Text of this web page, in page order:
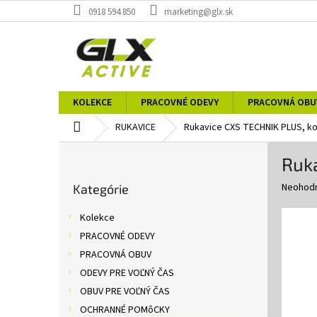
na
0918 594 850 marketing@glx.sk
KOLEKCE PRACOVNÉ ODEVY PRACOVNÁ
DomovRUKAVICE Rukavice CXS TECHNIK PLUS,
kategórie
Kategórie
Kolekce
PRACOVNÉ ODEVY
PRACOVNÁ OBUV
ODEVY PRE VOĽNÝ ČAS
OBUV PRE VOĽNÝ ČAS
OCHRANNÉ POMôCKY